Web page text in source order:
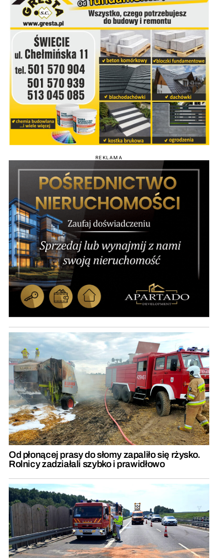
REKLAMA
Od płonącej prasy do słomy zapaliło się rżysko.
Rolnicy zadziałali szybko i prawidłowo